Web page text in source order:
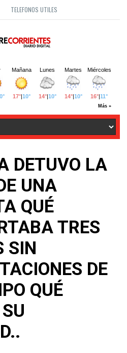
TELEFONOS UTILES
DETUVO LA
UNA
QUÉ
TRES
SIN
DE
QUÉ